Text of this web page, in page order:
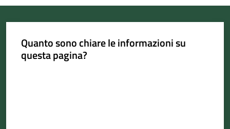
Portale
Associazioni
Newsletter
Quanto sono chiare le informazioni su
questa pagina?